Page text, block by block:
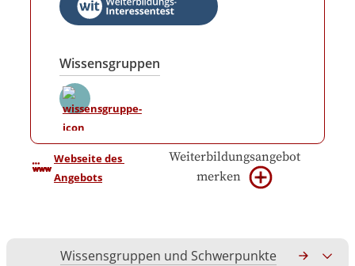
Wissensgruppen
Webseite des
Angebots
Weiterbildungsangebot
merken
Wissensgruppen und Schwerpunkte